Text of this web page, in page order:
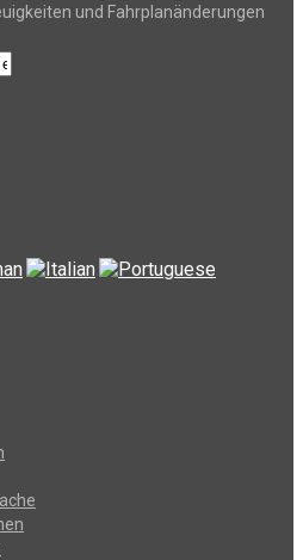
und Fahrplanänderungen